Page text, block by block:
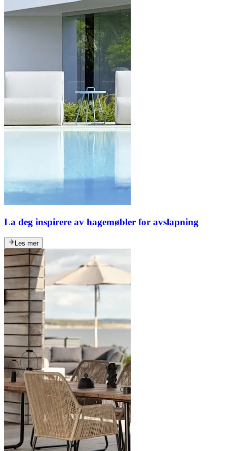
La deg inspirere av hagemøbler for avslapning
Les mer